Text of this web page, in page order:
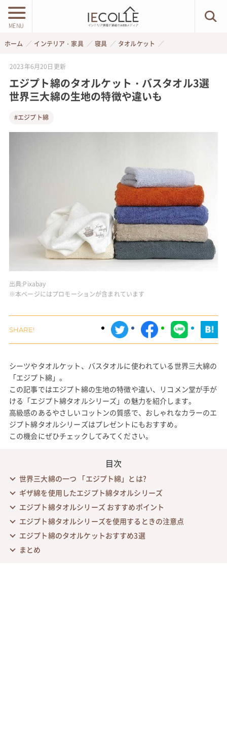
MENU
ホーム インテリア・家具 寝具 タオルケット
2023年6月20日 更新
エジプト綿のタオルケット・バスタオル3選
世界三大綿の生地の特徴や違いも
#エジプト綿
出典:Pixabay
※本ページにはプロモーションが含まれています
シーツやタオルケット、バスタオルに使われている世界三大綿の
「エジプト綿」。
この記事ではエジプト綿の生地の特徴や違い、リコメン堂が手が
ける「エジプト綿タオルシリーズ」の魅力を紹介します。
高級感のあるやさしいコットンの質感で、おしゃれなカラーのエ
ジプト綿タオルシリーズはプレゼントにもおすすめ。
この機会にぜひチェックしてみてください。
目次
世界三大綿の一つ 「エジプト綿」とは?
ギザ綿を使用したエジプト綿タオルシリーズ
エジプト綿タオルシリーズ おすすめポイント
エジプト綿タオルシリーズを使用するときの注意点
エジプト綿のタオルケットおすすめ3選
まとめ